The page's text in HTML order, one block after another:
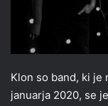
Klon so band, ki je
januarja 2020, se